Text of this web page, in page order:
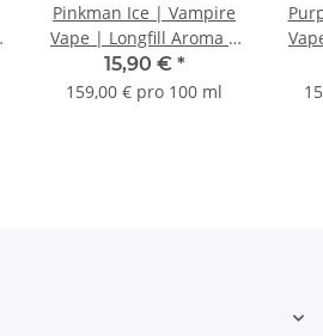
Pinkman Ice | Vampire
Vape | Longfill Aroma |
10ml
15,90 € *
159,00 € pro 100 ml